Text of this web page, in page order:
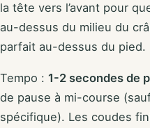
la tête vers l’avant pour
au-dessus du milieu du
parfait au-dessus du pied.
Tempo : 1-2 secondes de
de pause à mi-course
spécifique). Les coudes